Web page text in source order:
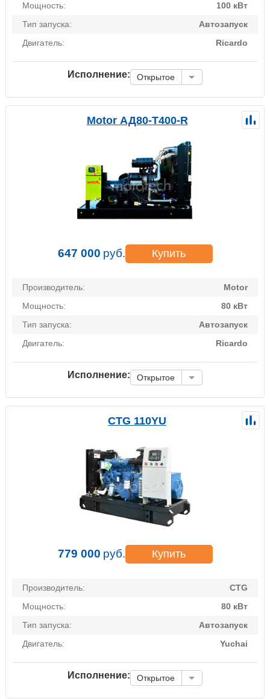
Мощность:
100 кВт
Тип запуска:
Автозапуск
Двигатель:
Ricardo
Исполнение: Открытое
Motor АД80-Т400-R
647 000 руб. Купить
Производитель:
Motor
Мощность:
80 кВт
Тип запуска:
Автозапуск
Двигатель:
Ricardo
Исполнение: Открытое
CTG 110YU
779 000 руб. Купить
Производитель:
CTG
Мощность:
80 кВт
Тип запуска:
Автозапуск
Двигатель:
Yuchai
Исполнение: Открытое